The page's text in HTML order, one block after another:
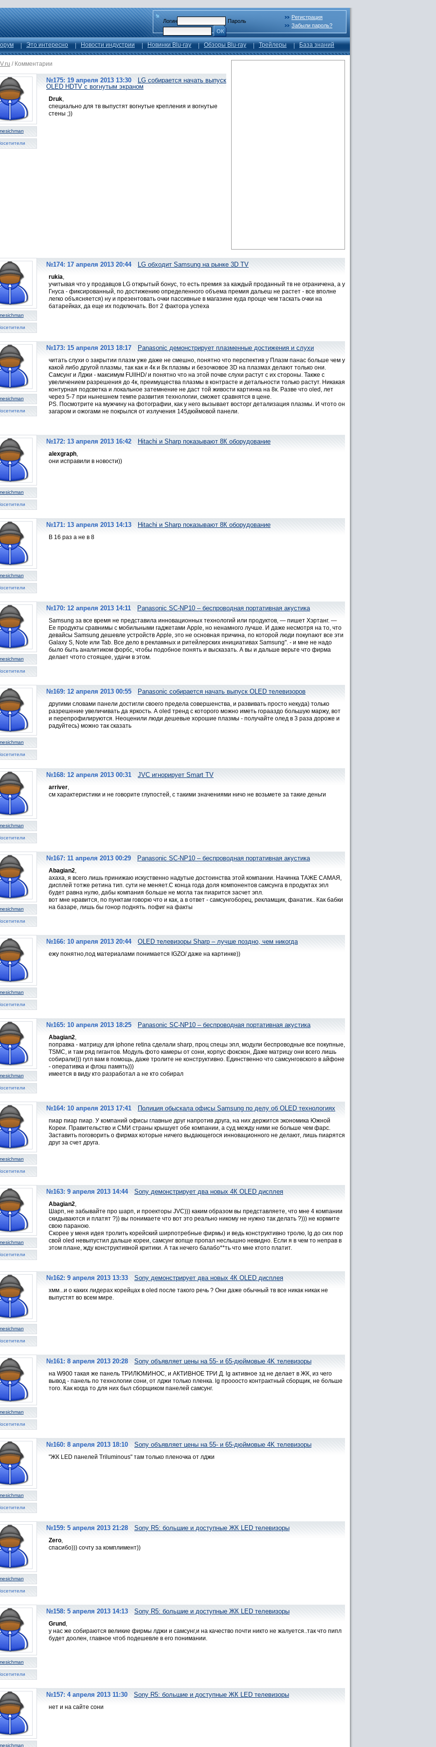
Логин
Пароль
ОК
Регистрация
Забыли пароль?
Это интересно Новости индустрии Новинки Blu-ray Обзоры Blu-ray Трейлеры База знаний
/ Комментарии
№175: 19 апреля 2013 13:30
LG собирается начать выпуск
OLED HDTV с вогнутым экраном
Druk,
специально для тв выпустят вогнутые крепления и вогнутые
стены ;))
№174: 17 апреля 2013 20:44 LG обходит Samsung на рынке 3D TV
rukia
учитывая что у продавцов LG открытый бонус, то есть премия за каждый проданный тв не ограничена, а у
Гнуса - фиксированный, по достижению определенного объема премия дальеш не растет - все вполне
легко объясняется) ну и презентовать очки пассивные в магазине куда проще чем таскать очки на
батарейках, да еще их подключать. Вот 2 фактора успеха
№173: 15 апреля 2013 18:17 Panasonic демонстрирует плазменные достижения и слухи
читать слухи о закрытии плазм уже даже не смешно, понятно что перспектив у Плазм панас больше чем у
какой либо другой плазмы, так как и 4к и 8к плазмы и безочковое 3D на плазмах делают только они.
Самсунг и Лджи - максимум FUllHD/ и понятно что на этой почве слухи растут с их стороны. Также с
увеличением разрешения до 4к, преимущества плазмы в контрасте и детальности только растут. Никакая
контурная подсветка и локальное затемнение не даст той живости картинка на 8к. Разве что oled, лет
через 5-7 при нынешнем темпе развития технологии, сможет сравнятся в цене.
PS. Посмотрите на мужчину на фотографии, как у него вызывает восторг детализация плазмы. И чтото он
загаром и ожогами не покрылся от излучения 145дюймовой панели.
№172: 13 апреля 2013 16:42 Hitachi и Sharp показывают 8К оборудование
alexgraph
они исправили в новости))
№171: 13 апреля 2013 14:13 Hitachi и Sharp показывают 8К оборудование
В 16 раз а не в 8
№170: 12 апреля 2013 14:11 Panasonic SC-NP10 – беспроводная портативная акустика
Samsung за все время не представила инновационных технологий или продуктов, — пишет Хэртанг. —
Ее продукты сравнимы с мобильными гаджетами Apple, но ненамного лучше. И даже несмотря на то, что
девайсы Samsung дешевле устройств Apple, это не основная причина, по которой люди покупают все эти
Galaxy S, Note или Tab. Все дело в рекламных и ритейлерских инициативах Samsung". - и мне не надо
было быть аналитиком форбс, чтобы подобное понять и высказать. А вы и дальше верьте что фирма
делает чтото стоящее, удачи в этом.
№169: 12 апреля 2013 00:55 Panasonic собирается начать выпуск OLED телевизоров
другими словами панели достигли своего предела совершенства, и развивать просто некуда) только
разрешение увеличивать да яркость. А oled тренд с которого можно иметь горааздо большую маржу, вот
и перепрофилируются. Неоценили люди дешевые хорошие плазмы - получайте олед в 3 раза дороже и
радуйтесь) можно так сказать
№168: 12 апреля 2013 00:31 JVC игнорирует Smart TV
arriver
см характеристики и не говорите глупостей, с такими значениями ничо не возьмете за такие деньги
№167: 11 апреля 2013 00:29 Panasonic SC-NP10 – беспроводная портативная акустика
Abagian2
ахаха, я всего лишь принижаю искуственно надутые достоинства этой компании. Начинка ТАЖЕ САМАЯ,
дисплей тотже ретина тип. сути не меняет.С конца года доля компонентов самсунга в продуктах эпл
будет равна нулю, дабы компания больше не могла так пиарится засчет эпл.
вот мне нравится, по пунктам говорю что и как, а в ответ - самсунгоборец, рекламщик, фанатик.. Как бабки
на базаре, лишь бы гонор поднять. пофиг на факты
№166: 10 апреля 2013 20:44 OLED телевизоры Sharp – лучше поздно, чем никогда
ежу понятно,под материалами понимается IGZO/ даже на картинке))
№165: 10 апреля 2013 18:25 Panasonic SC-NP10 – беспроводная портативная акустика
Abagian2
поправка - матрицу для iphone retina сделали sharp, проц спецы эпл, модули беспроводные все покупные,
TSMC, и там ряд гигантов. Модуль фото камеры от сони, корпус фокскон, Даже матрицу они всего лишь
собирали))) гугл вам в помощь, даже тролите не конструктивно. Единственно что самсунговского в айфоне
- оперативка и флэш память)))
имеется в виду кто разработал а не кто собирал
№164: 10 апреля 2013 17:41 Полиция обыскала офисы Samsung по делу об OLED технологиях
пиар пиар пиар. У компаний офисы главные друг напротив друга, на них держится экономика Южной
Кореи. Правительство и СМИ страны крышует обе компании, а суд между ними не больше чем фарс.
Заставить поговорить о фирмах которые ничего выдающегося инновационного не делают, лишь пиарятся
друг за счет друга.
№163: 9 апреля 2013 14:44 Sony демонстрирует два новых 4К OLED дисплея
Abagian2
Шарп, не забывайте про шарп, и проекторы JVC))) каким образом вы представляете, что мне 4 компании
скидываются и платят ?)) вы понимаете что вот это реально никому не нужно так делать ?))) не кормите
свою параною.
Скорее у меня идея тролить корейский ширпотребные фирмы) и ведь конструктивно тролю, lg до сих пор
свой oled невыпустил дальше кореи, самсунг вопще пропал неслышно невидно. Если я в чем то неправ в
этом плане, жду конструктивной критики. А так нечего балабо**ть что мне ктото платит.
№162: 9 апреля 2013 13:33 Sony демонстрирует два новых 4К OLED дисплея
хмм...и о каких лидерах корейцах в oled после такого речь ? Они даже обычный тв все никак никак не
выпустят во всем мире.
№161: 8 апреля 2013 20:28 Sony объявляет цены на 55- и 65-дюймовые 4K телевизоры
на W900 такая же панель ТРИЛЮМИНОС, и АКТИВНОЕ ТРИ Д. lg активное зд не делает в ЖК, из чего
вывод - панель по технологии сони, от лджи только пленка. lg прооосто контрактный сборщик, не больше
того. Как когда то для них был сборщиком панелей самсунг.
№160: 8 апреля 2013 18:10 Sony объявляет цены на 55- и 65-дюймовые 4K телевизоры
"ЖК LED панелей Triluminous" там только пленочка от лджи
№159: 5 апреля 2013 21:28 Sony R5: большие и доступные ЖК LED телевизоры
Zero
спасибо))) сочту за комплимент))
№158: 5 апреля 2013 14:13 Sony R5: большие и доступные ЖК LED телевизоры
Grund
у нас же собираются великие фирмы лджи и самсунг,и на качество почти никто не жалуется..так что пипл
будет доолен, главное чтоб подешевле в его понимании.
№157: 4 апреля 2013 11:30 Sony R5: большие и доступные ЖК LED телевизоры
нет и на сайте сони